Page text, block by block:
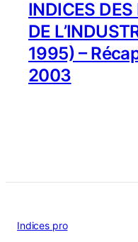
INDICES
DE
1995) –
2003
Indices pro